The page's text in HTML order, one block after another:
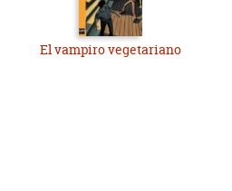
El vampiro vegetariano